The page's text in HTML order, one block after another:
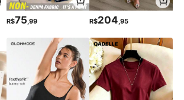
R$75,99 R$204,95